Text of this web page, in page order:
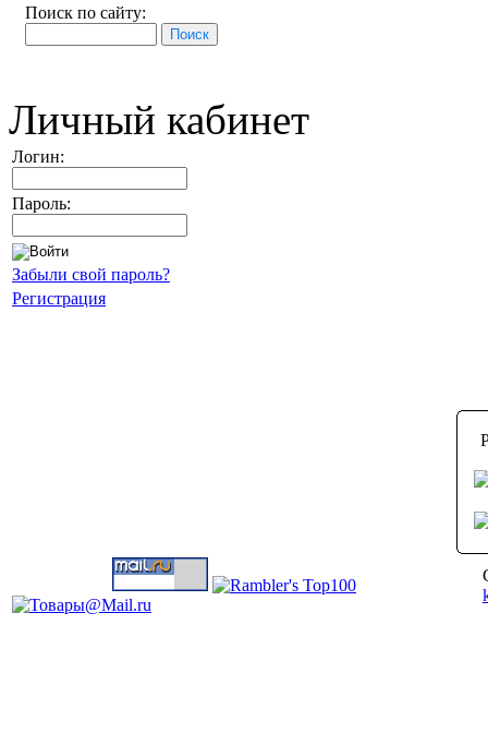
Поиск по сайту:
Личный кабинет
Логин:
Пароль:
Забыли свой пароль?
Регистрация